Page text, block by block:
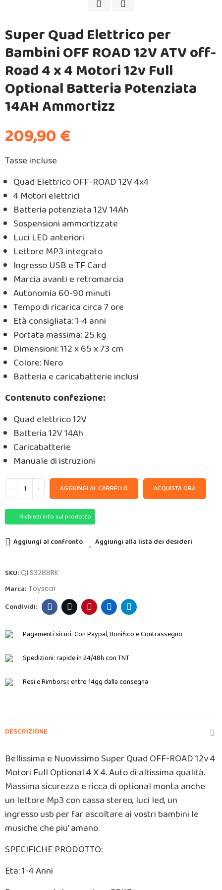
Super Quad Elettrico per
Bambini OFF ROAD 12V ATV off-
Road 4 x 4 Motori 12v Full
Optional Batteria Potenziata
14AH Ammortizz
209,90 €
Tasse incluse
Quad Elettrico OFF-ROAD 12V 4x4
4 Motori elettrici
Batteria potenziata 12V 14Ah
Sospensioni ammortizzate
Luci LED anteriori
Lettore MP3 integrato
Ingresso USB e TF Card
Marcia avanti e retromarcia
Autonomia 60-90 minuti
Tempo di ricarica circa 7 ore
Età consigliata: 1-4 anni
Portata massima: 25 kg
Dimensioni: 112 x 65 x 73 cm
Colore: Nero
Batteria e caricabatterie inclusi
Contenuto confezione:
Quad elettrico 12V
Batteria 12V 14Ah
Caricabatterie
Manuale di istruzioni
AGGIUNGI AL CARRELLO ACQUISTA ORA
Richiedi info sul prodotto
Aggiungi al confronto Aggiungi alla lista dei desideri
SKU: QLS3288BK
Marca: Toyscar
Pagamenti sicuri:Con Paypal, Bonifico e Contrassegno
Spedizioni:rapide in 24/48h con TNT
Resi e Rimborsi:entro 14gg dalla consegna
DESCRIZIONE
Bellissima e Nuovissimo Super Quad OFF-ROAD12v 4
Motori Full Optional 4 X 4. Auto di altissima qualità.
Massima sicurezza e ricca di optional monta anche
un lettore Mp3 con cassa stereo, luci led, un
ingressousb per far ascoltare ai vostri bambini le
musiche che piu' amano.
SPECIFICHE PRODOTTO:
Eta: 1-4 Anni